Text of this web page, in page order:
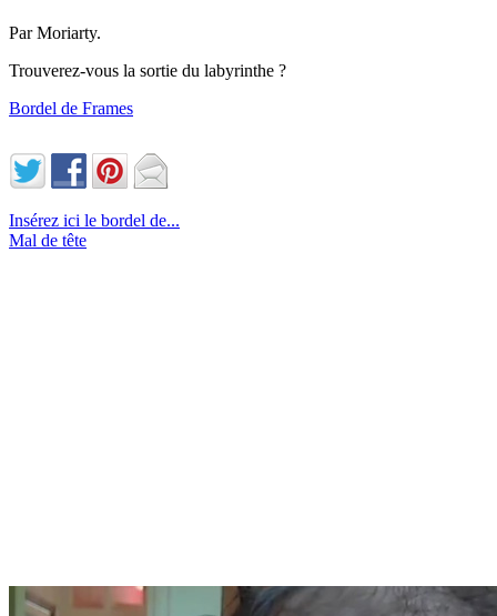
Par Moriarty.
Trouverez-vous la sortie du labyrinthe ?
Bordel de Frames
Insérez ici le bordel de...
Mal de tête